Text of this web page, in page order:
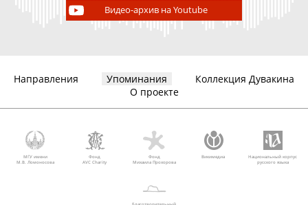
Видео-архив на Youtube
Направления Упоминания
Коллекция Дувакина
О проекте
МГУ имени
М.В. Ломоносова
Фонд
AVC Charity
Фонд
Михаила Прохорова
Викимедиа
Национальный корпус
русского языка